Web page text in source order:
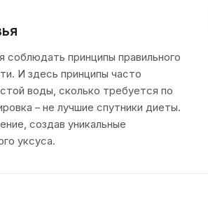
принципы правильного
И здесь принципы часто
воды, сколько требуется по
– не лучшие спутники диеты.
создав уникальные
уксуса.